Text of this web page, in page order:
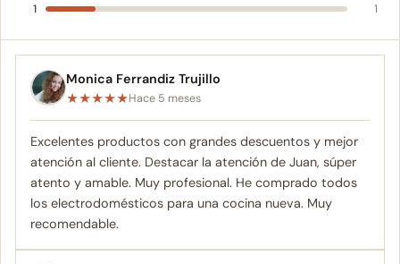
1
1
Monica Ferrandiz Trujillo
★★★★★Hace 5 meses
Excelentes productos con grandes descuentos y mejor
atención al cliente. Destacar la atención de Juan, súper
atento y amable. Muy profesional. He comprado todos
los electrodomésticos para una cocina nueva. Muy
recomendable.